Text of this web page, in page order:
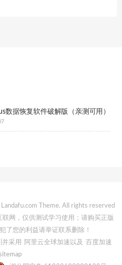
数据恢复软件破解版（亲测可用）
Landafu.com Theme. All rights reserved
网，仅供测试学习使用；请购买正版
了您的利益请举证联系删除！
|并采用 阿里云全球加速 以及
百度加速